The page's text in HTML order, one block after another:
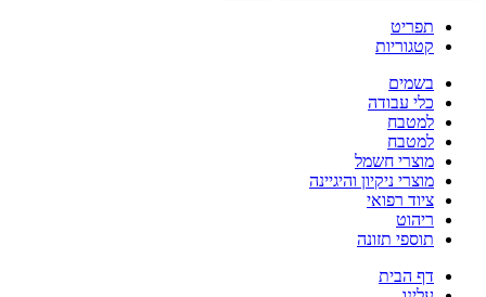
תפריט
קטגוריות
בשמים
כלי עבודה
למטבח
למטבח
מוצרי חשמל
מוצרי ניקיון והיגיינה
ציוד רפואי
ריהוט
תוספי תזונה
דף הבית